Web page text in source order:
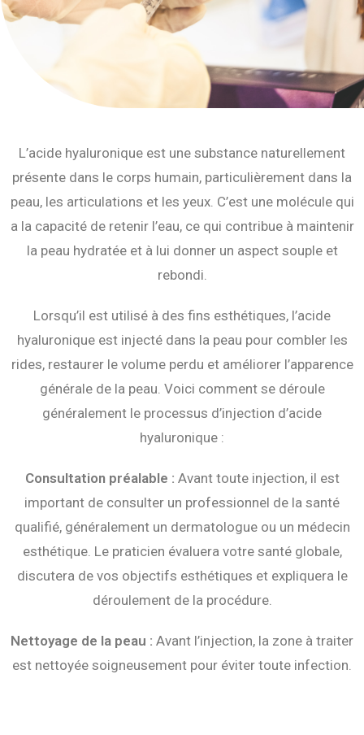
L’acide hyaluronique est une substance naturellement
présente dans le corps humain, particulièrement dans la
peau, les articulations et les yeux. C’est une molécule qui
a la capacité de retenir l’eau, ce qui contribue à maintenir
la peau hydratée et à lui donner un aspect souple et
rebondi.
Lorsqu’il est utilisé à des fins esthétiques, l’acide
hyaluronique est injecté dans la peau pour combler les
rides, restaurer le volume perdu et améliorer l’apparence
générale de la peau. Voici comment se déroule
généralement le processus d’injection d’acide
hyaluronique :
Consultation préalable : Avant toute injection, il est
important de consulter un professionnel de la santé
qualifié, généralement un dermatologue ou un médecin
esthétique. Le praticien évaluera votre santé globale,
discutera de vos objectifs esthétiques et expliquera le
déroulement de la procédure.
Nettoyage de la peau : Avant l’injection, la zone à traiter
est nettoyée soigneusement pour éviter toute infection.